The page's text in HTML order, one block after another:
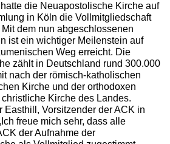
die Neuapostolische Kirche auf
in Köln die Vollmitgliedschaft
dem nun abgeschlossenen
ist ein wichtiger Meilenstein auf
Weg erreicht. Die
zählt in Deutschland rund 300.000
nach der römisch-katholischen
Kirche und der orthodoxen
Kirche des Landes.
Easthill, Vorsitzender der ACK in
freue mich sehr, dass alle
der Aufnahme der